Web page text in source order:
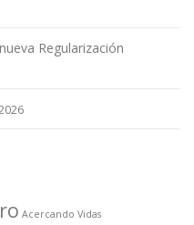
Regularización
Acercando Vidas